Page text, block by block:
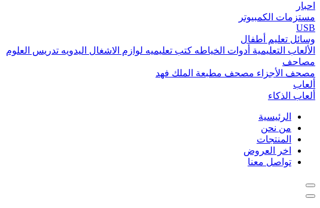
احبار
مستزمات الكمبيوتر
USB
وسائل تعليم أطفال
الألعاب التعليمية أدوات الخياطه كتب تعليميه لوازم الاشغال اليدويه تدريس العلوم
مصاحف
مصحف الأجزاء مصحف مطبعة الملك فهد
ألعاب
ألعاب الذكاء
الرئيسية
من نحن
المنتجات
اخر العروض
تواصل معنا